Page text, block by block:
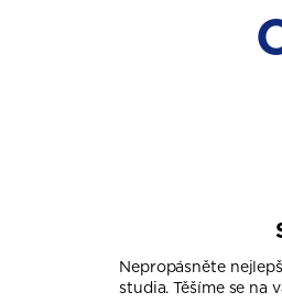
Nepropásněte
studia. Těšíme se na